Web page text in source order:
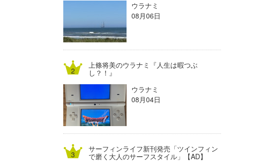
大野”MAR”修聖
喜納海人
H
KID
KOBU
KY
MIN
mitz
OYZ
ウラナミ
08月06日
上條将美のウラナミ『人生は暇つぶ
し？！』
ウラナミ
08月04日
サーフィンライフ新刊発売「ツインフィン
で磨く大人のサーフスタイル」【AD】